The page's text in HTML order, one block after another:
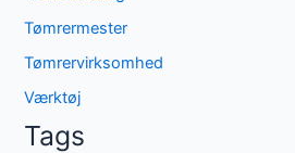
Tømrermester
Tømrervirksomhed
Værktøj
Tags